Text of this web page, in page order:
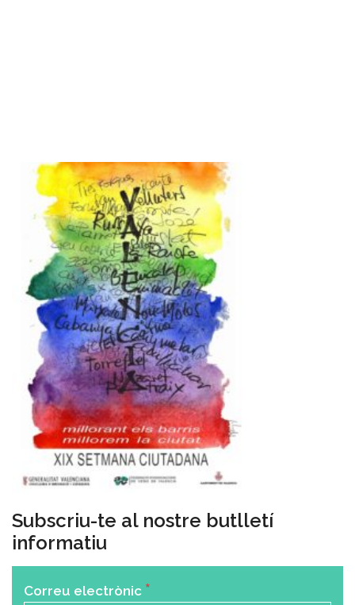
Subscriu-te al nostre butlletí
informatiu
Correu electrònic *